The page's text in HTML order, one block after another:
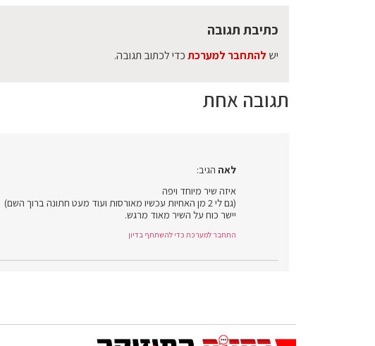
תגובה אחת
לאה הגיב:
איזה שיר מיוחד ויפה
(גם לי 2 מן האחיות עכשיו מאורסות ועוד מעט חתונה ברוך השם)
יישר כוח על השיר מאוד מרגש.
התחבר למערכת כדי להשתתף בדיון
כתיבת תגובה
יש להתחבר למערכתכדי לכתוב תגובה.